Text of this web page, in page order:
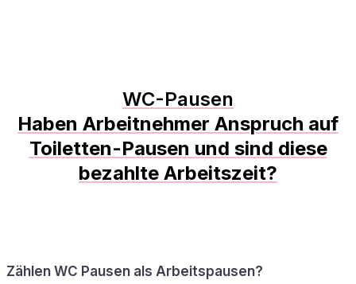
WC-Pausen
Haben Arbeitnehmer Anspruch auf
Toiletten-Pausen und sind diese
bezahlte Arbeitszeit?
Zählen WC Pausen als Arbeitspausen?